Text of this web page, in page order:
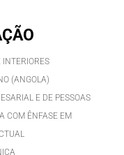
INTERIORES
(ANGOLA)
E DE PESSOAS
COM ÊNFASE EM